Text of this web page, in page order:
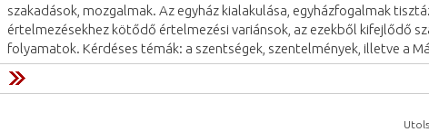
szakadások, mozgalmak. Az egyház kialakulása, egyházfogalmak
értelmezésekhez kötődő értelmezési variánsok, az ezekből kifejlődő
folyamatok. Kérdéses témák: a szentségek, szentelmények, illetve a